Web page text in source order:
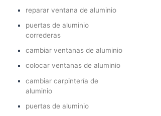
reparar ventana de aluminio
puertas de aluminio
correderas
cambiar ventanas de aluminio
colocar ventanas de aluminio
cambiar carpintería de
aluminio
puertas de aluminio